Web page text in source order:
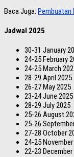
Baca Juga: Pembuatan
Jadwal 2025
30-31 January
24-25 February
24-25 March
28-29 April 2025
26-27 May 2025
23-24 June 2025
28-29 July 2025
25-26 August
25-26
27-28 October
24-25
22-23 December